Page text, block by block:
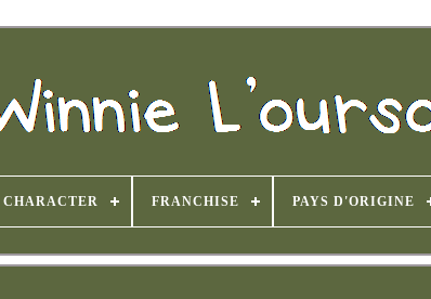
CHARACTER FRANCHISE PAYS D'ORIGINE